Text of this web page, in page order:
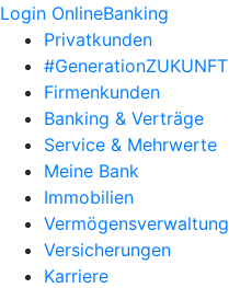
Login OnlineBanking
Privatkunden
#GenerationZUKUNFT
Firmenkunden
Banking & Verträge
Service & Mehrwerte
Meine Bank
Immobilien
Vermögensverwaltung
Versicherungen
Karriere